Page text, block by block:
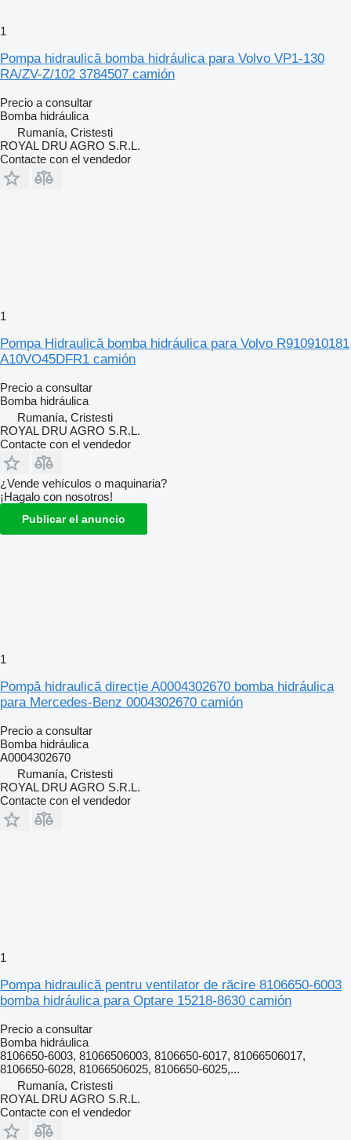
1
Pompa hidraulică bomba hidráulica para Volvo VP1-130
RA/ZV-Z/102 3784507 camión
Precio a consultar
Bomba hidráulica
Rumanía, Cristesti
ROYAL DRU AGRO S.R.L.
Contacte con el vendedor
1
Pompa Hidraulică bomba hidráulica para Volvo R910910181
A10VO45DFR1 camión
Precio a consultar
Bomba hidráulica
Rumanía, Cristesti
ROYAL DRU AGRO S.R.L.
Contacte con el vendedor
¿Vende vehículos o maquinaria?
¡Hagalo con nosotros!
Publicar el anuncio
1
Pompă hidraulică direcție A0004302670 bomba hidráulica
para Mercedes-Benz 0004302670 camión
Precio a consultar
Bomba hidráulica
A0004302670
Rumanía, Cristesti
ROYAL DRU AGRO S.R.L.
Contacte con el vendedor
1
Pompa hidraulică pentru ventilator de răcire 8106650-6003
bomba hidráulica para Optare 15218-8630 camión
Precio a consultar
Bomba hidráulica
8106650-6003, 81066506003, 8106650-6017, 81066506017,
8106650-6028, 81066506025, 8106650-6025,...
Rumanía, Cristesti
ROYAL DRU AGRO S.R.L.
Contacte con el vendedor